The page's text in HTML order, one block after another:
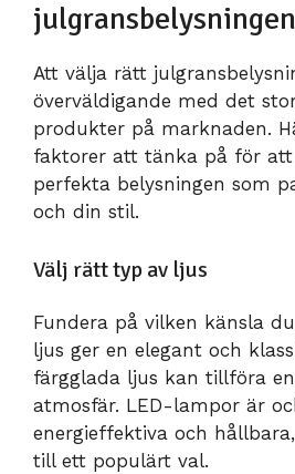
julgransbelysningen
Att välja rätt
överväldigande med det
produkter på marknaden.
faktorer att tänka på för
perfekta belysningen som
och din stil.
Välj rätt typ av ljus
Fundera på vilken känsla
ljus ger en elegant och
färgglada ljus kan tillföra
atmosfär. LED-lampor är
energieffektiva och
till ett populärt val.